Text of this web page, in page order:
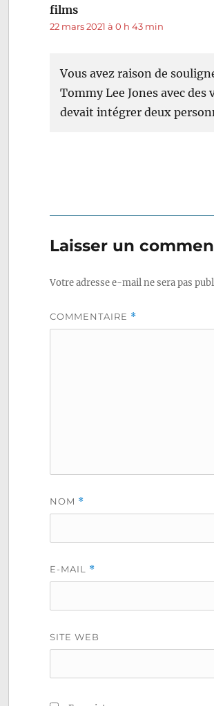
films
22 mars 2021 à 0 h 43 min
Vous avez raison de
Tommy Lee Jones avec
devait intégrer deux
Laisser un
Votre adresse e-mail ne sera pas
COMMENTAIRE *
NOM *
E-MAIL *
SITE WEB